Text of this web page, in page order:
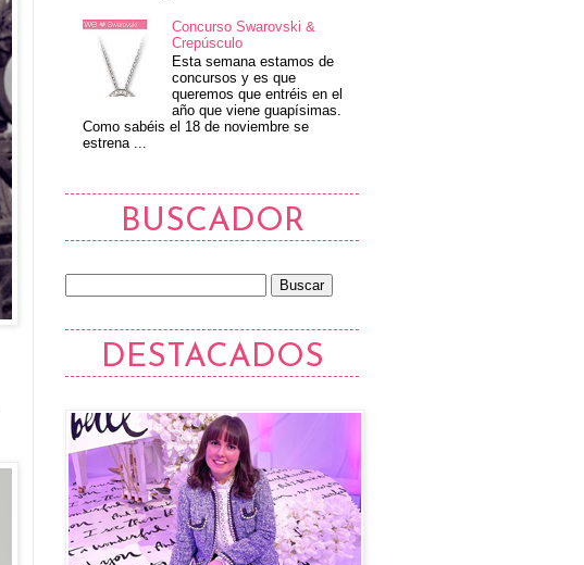
Concurso Swarovski &
Crepúsculo
Esta semana estamos de
concursos y es que
queremos que entréis en el
año que viene guapísimas.
Como sabéis el 18 de noviembre se
estrena ...
BUSCADOR
DESTACADOS